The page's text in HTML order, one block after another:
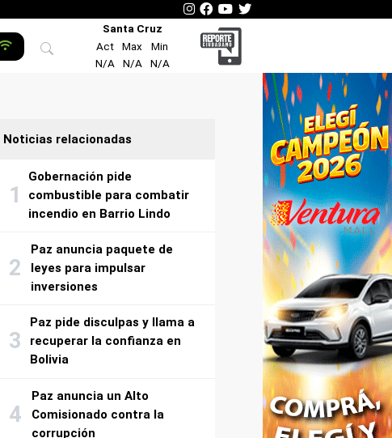
Santa Cruz
Act
Max
Min
N/A
N/A N/A
Noticias relacionadas
Gobernación pide
combustible para combatir
incendio en Barrio Lindo
Paz anuncia paquete de
leyes para impulsar
inversiones
Paz pide disculpas y llama a
recuperar la confianza en
Bolivia
Paz anuncia un Alto
Comisionado contra la
corrupción